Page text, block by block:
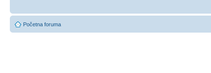
Početna foruma